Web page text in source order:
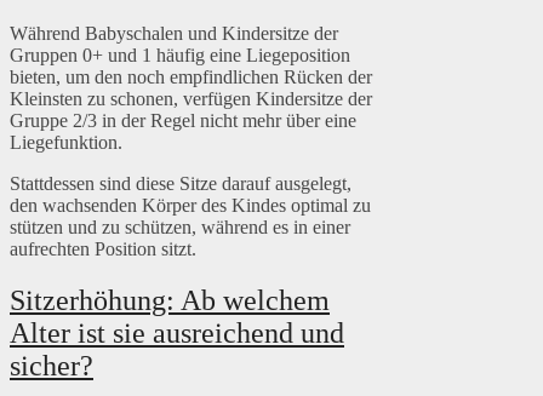
Während Babyschalen und Kindersitze der
Gruppen 0+ und 1 häufig eine Liegeposition
bieten, um den noch empfindlichen Rücken der
Kleinsten zu schonen, verfügen Kindersitze der
Gruppe 2/3 in der Regel nicht mehr über eine
Liegefunktion.
Stattdessen sind diese Sitze darauf ausgelegt,
den wachsenden Körper des Kindes optimal zu
stützen und zu schützen, während es in einer
aufrechten Position sitzt.
Sitzerhöhung: Ab welchem
Alter ist sie ausreichend und
sicher?